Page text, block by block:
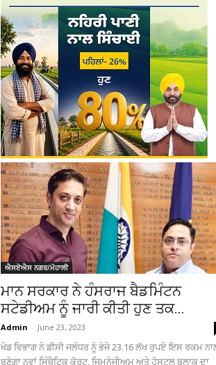
ਐਸਏਐਸ ਨਗਰ/ਮੋਹਾਲੀ
ਮਾਨ ਸਰਕਾਰ ਨੇ ਹੰਸਰਾਜ ਬੈਡਮਿੰਟਨ
ਸਟੇਡੀਅਮ ਨੂੰ ਜਾਰੀ ਕੀਤੀ ਹੁਣ ਤਕ...
Admin - June 23, 2023
ਖੇਡ ਵਿਭਾਗ ਨੇ ਡੀਸੀ ਜਲੰਧਰ ਨੂੰ ਭੇਜੇ 23.16 ਲੱਖ ਰੁਪਏ ਇਸ ਰਕਮ
ਬਣੇਗਾ ਨਵਾਂ ਸਿੰਥੈਟਿਕ ਕੋਰਟ, ਜਿਮਨੇਜੀਅਮ ਅਤੇ ਹੋਸਟਲ ਬਲਾਕ ਦਾ